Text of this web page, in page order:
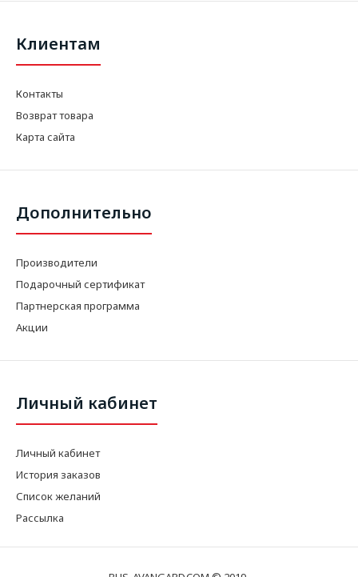
Клиентам
Контакты
Возврат товара
Карта сайта
Дополнительно
Производители
Подарочный сертификат
Партнерская программа
Акции
Личный кабинет
Личный кабинет
История заказов
Список желаний
Рассылка